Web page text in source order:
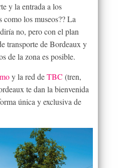
y la entrada a los
como los museos?? La
no, pero con el plan
transporte de Bordeaux y
de la zona es posible.
y la red deTBC (tren,
te dan la bienvenida
única y exclusiva de